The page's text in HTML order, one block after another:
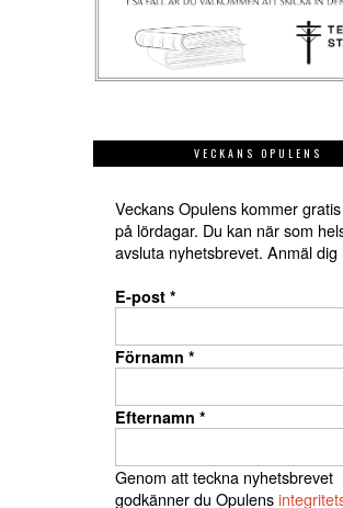
VECKANS OPULENS
Veckans Opulens kommer
på lördagar. Du kan när som
avsluta nyhetsbrevet. Anmäl dig
E-post *
Förnamn *
Efternamn *
Genom att teckna nyhetsbrevet
godkänner du Opulens